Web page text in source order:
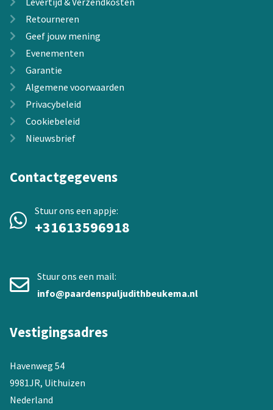
Retourneren
Geef jouw mening
Evenementen
Garantie
Algemene voorwaarden
Privacybeleid
Cookiebeleid
Nieuwsbrief
Contactgegevens
Stuur ons een appje:
+31613596918
Stuur ons een mail:
info@paardenspuljudithbeukema.nl
Vestigingsadres
Havenweg 54
9981JR, Uithuizen
Nederland